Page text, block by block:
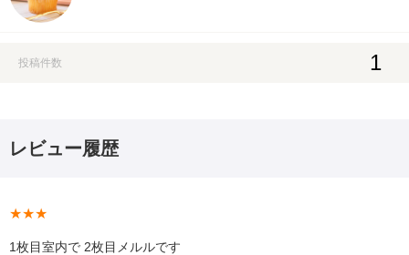
投稿件数 1
レビュー履歴
★★★
1枚目室内で 2枚目メルルです